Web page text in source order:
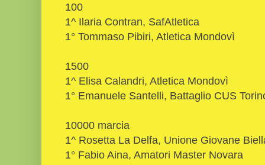
100
1^ Ilaria Contran, SafAtletica
1° Tommaso Pibiri, Atletica Mondovì
1500
1^ Elisa Calandri, Atletica Mondovì
1° Emanuele Santelli, Battaglio CUS
10000 marcia
1^ Rosetta La Delfa, Unione Giovane
1° Fabio Aina, Amatori Master Novara